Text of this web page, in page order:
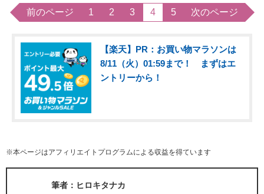
前のページ 1 2 3 4 5 次のページ
【楽天】PR：お買い物マラソンは
8/11（火）01:59まで！ まずはエ
ントリーから！
※本ページはアフィリエイトプログラムによる収益を得ています
筆者：ヒロキタナカ